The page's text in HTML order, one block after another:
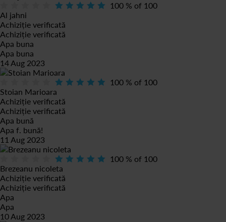
100 % of 100
Al jahni
Achiziție verificată
Achiziție verificată
Apa buna
Apa buna
14 Aug 2023
100 % of 100
Stoian Marioara
Achiziție verificată
Achiziție verificată
Apa bună
Apa f. bună!
11 Aug 2023
100 % of 100
Brezeanu nicoleta
Achiziție verificată
Achiziție verificată
Apa
Apa
10 Aug 2023